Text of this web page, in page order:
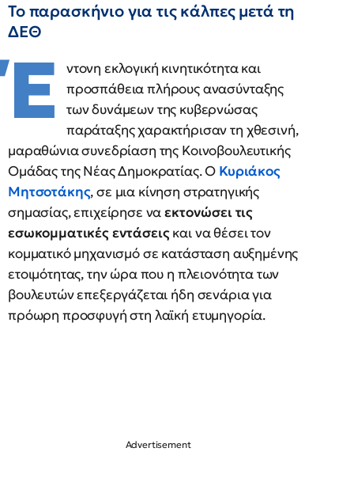
Το παρασκήνιο για τις κάλπες μετά τη
ΔΕΘ
Έ
ντονη εκλογική κινητικότητα και
προσπάθεια πλήρους ανασύνταξης
των δυνάμεων της κυβερνώσας
παράταξης χαρακτήρισαν τη χθεσινή,
μαραθώνια συνεδρίαση της Κοινοβουλευτικής
Ομάδας της Νέας Δημοκρατίας. Ο Κυριάκος
Μητσοτάκης, σε μια κίνηση στρατηγικής
σημασίας, επιχείρησε ναεκτονώσει τις
εσωκομματικές εντάσειςκαι να θέσει τον
κομματικό μηχανισμό σε κατάσταση αυξημένης
ετοιμότητας, την ώρα που η πλειονότητα των
βουλευτών επεξεργάζεται ήδη σενάρια για
πρόωρη προσφυγή στη λαϊκή ετυμηγορία.